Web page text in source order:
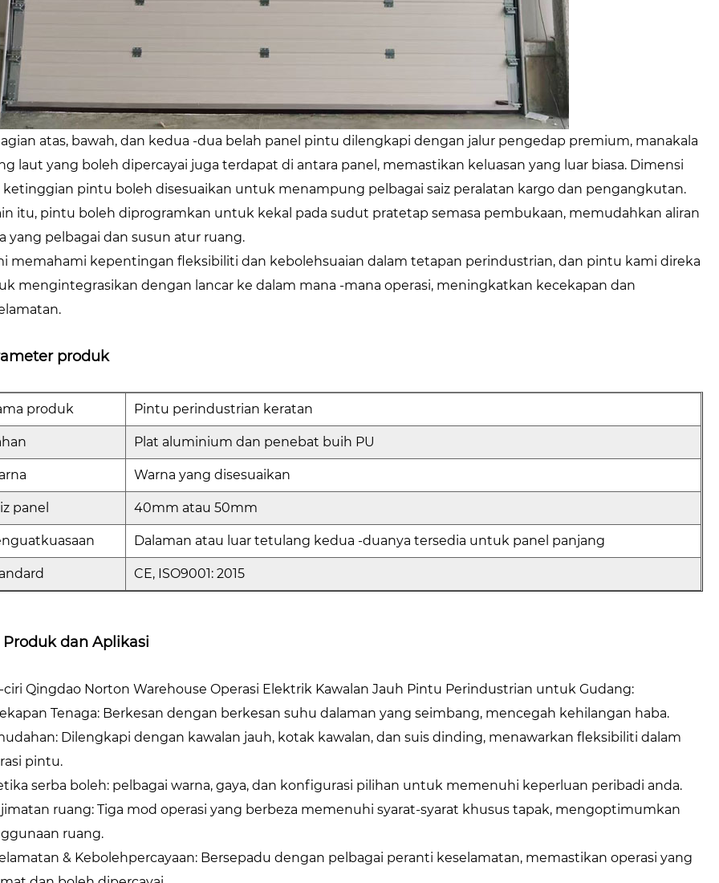
atas, bawah, dan kedua -dua belah panel pintu dilengkapi dengan jalur pengedap premium, manakala
laut yang boleh dipercayai juga terdapat di antara panel, memastikan keluasan yang luar biasa. Dimensi
ketinggian pintu boleh disesuaikan untuk menampung pelbagai saiz peralatan kargo dan pengangkutan.
itu, pintu boleh diprogramkan untuk kekal pada sudut pratetap semasa pembukaan, memudahkan aliran
yang pelbagai dan susun atur ruang.
memahami kepentingan fleksibiliti dan kebolehsuaian dalam tetapan perindustrian, dan pintu kami direka
mengintegrasikan dengan lancar ke dalam mana -mana operasi, meningkatkan kecekapan dan
produk
produk Pintu perindustrian keratan
Plat aluminium dan penebat buih PU
Warna yang disesuaikan
panel 40mm atau 50mm
Dalaman atau luar tetulang kedua -duanya tersedia untuk panel panjang
CE, ISO9001: 2015
Produk dan Aplikasi
ciri Qingdao Norton Warehouse Operasi Elektrik Kawalan Jauh Pintu Perindustrian untuk Gudang:
Tenaga: Berkesan dengan berkesan suhu dalaman yang seimbang, mencegah kehilangan haba.
Dilengkapi dengan kawalan jauh, kotak kawalan, dan suis dinding, menawarkan fleksibiliti dalam
pintu.
serba boleh: pelbagai warna, gaya, dan konfigurasi pilihan untuk memenuhi keperluan peribadi anda.
ruang: Tiga mod operasi yang berbeza memenuhi syarat-syarat khusus tapak, mengoptimumkan
ruang.
& Kebolehpercayaan: Bersepadu dengan pelbagai peranti keselamatan, memastikan operasi yang